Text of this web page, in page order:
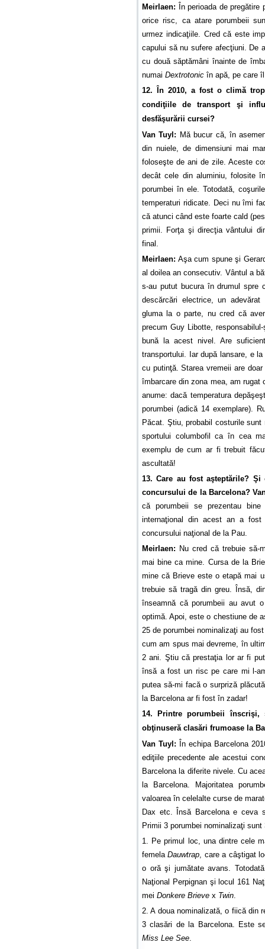
Meirlaen: În perioada de
orice risc, ca atare porumbeii
urmez indicaţiile. Cred că este
capului să nu sufere afecţiuni. De
cu două săptămâni înainte de
numai Dextrotonic în apă, pe care
12. În 2010, a fost o climă
condiţiile de transport şi
desfăşurării cursei?
Van Tuyl: Mă bucur că, în
din nuiele, de dimensiuni mai
foloseşte de ani de zile. Aceste
decât cele din aluminiu, folosite
porumbei în ele. Totodată,
temperaturi ridicate. Deci nu îmi
că atunci când este foarte cald
primii. Forţa şi direcţia vântului
final.
Meirlaen: Aşa cum spune şi
al doilea an consecutiv. Vântul a
s-au putut bucura în drumul spre
descărcări electrice, un adevărat
gluma la o parte, nu cred că
precum Guy Libotte,
bună la acest nivel. Are
transportului. Iar după lansare, e
cu putinţă. Starea vremeii are
îmbarcare din zona mea, am
anume: dacă temperatura
porumbei (adică 14 exemplare).
Păcat. Ştiu, probabil costurile
sportului columbofil ca în cea
exemplu de cum ar fi trebuit
ascultată!
13. Care au fost aşteptările?
concursului de la Barcelona?
că porumbeii se prezentau
internaţional din acest an a
concursului naţional de la Pau.
Meirlaen: Nu cred că trebuie să-
mai bine ca mine. Cursa de la
mine că Brieve este o etapă mai
trebuie să tragă din greu. Însă,
înseamnă că porumbeii au avut
optimă. Apoi, este o chestiune de
25 de porumbei nominalizaţi au
cum am spus mai devreme, în
2 ani. Ştiu că prestaţia lor ar fi
însă a fost un risc pe care mi l-
putea să-mi facă o surpriză
la Barcelona ar fi fost în zadar!
14. Printre porumbeii înscrişi,
obţinuseră clasări frumoase la
Van Tuyl: În echipa Barcelona
ediţiile precedente ale acestui
Barcelona la diferite nivele. Cu
la Barcelona. Majoritatea
valoarea în celelalte curse de
Dax etc. Însă Barcelona e ceva
Primii 3 porumbei nominalizaţi sunt
1. Pe primul loc, una dintre cele
femelaDauwtrap, care a câştigat
o oră şi jumătate avans.
Naţional Perpignan şi locul 161
mei Donkere Brieve x Twin.
2. A doua nominalizată, o fiică din
3 clasări de la Barcelona. Este
Miss Lee See.